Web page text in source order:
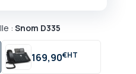
: Snom D335
169,90€